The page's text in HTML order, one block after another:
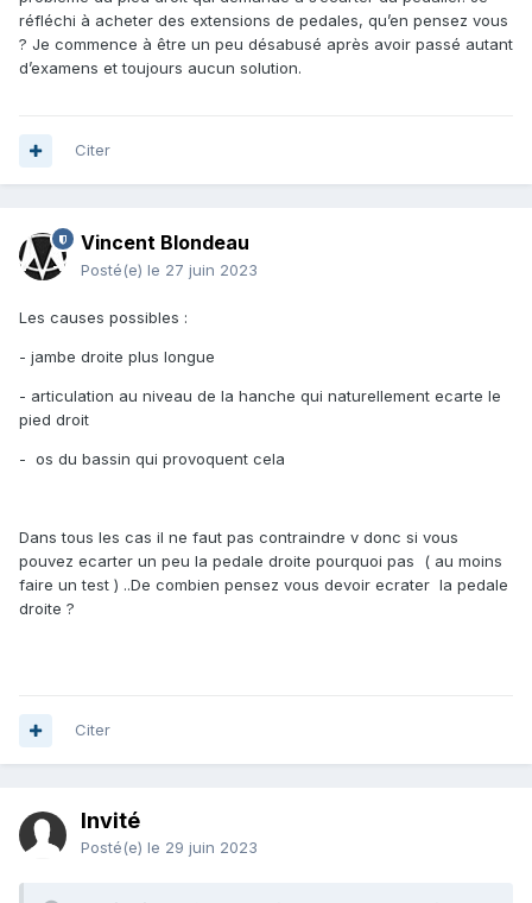
réfléchi à acheter des extensions de pedales, qu’en pensez vous
? Je commence à être un peu désabusé après avoir passé autant
d’examens et toujours aucun solution.
Citer
Vincent Blondeau
Posté(e) le 27 juin 2023
Les causes possibles :
- jambe droite plus longue
- articulation au niveau de la hanche qui naturellement ecarte le
pied droit
- os du bassin qui provoquent cela
Dans tous les cas il ne faut pas contraindre v donc si vous
pouvez ecarter un peu la pedale droite pourquoi pas ( au moins
faire un test ) ..De combien pensez vous devoir ecrater la pedale
droite ?
Citer
Invité
Posté(e) le 29 juin 2023